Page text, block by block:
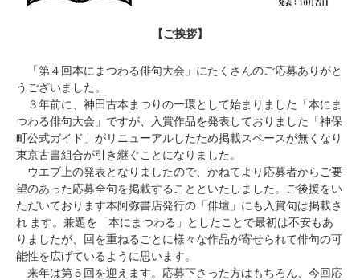
【ご挨拶】
「第４回本にまつわる俳句大会」にたくさんのご応募ありがと
うございました。
３年前に、神田古本まつりの一環として始まりました「本にま
つわる俳句大会」ですが、入賞作品を発表しておりました「神保
町公式ガイド」がリニューアルしたため掲載スペースが無くなり
東京古書組合が引き継ぐことになりました。
ウエブ上の発表となりましたので、かねてより応募者からご要
望のあった応募全句を掲載することといたしました。ご後援をい
ただいております本阿弥書店発行の「俳壇」にも入賞句は掲載さ
れ ます。兼題を「本にまつわる」としたことで最初は不安もあ
りましたが、回を重ねるごとに様々な作品が寄せられて俳句の可
能性を広げているように思います。
来年は第５回を迎えます。応募下さった方はもちろん、今回応